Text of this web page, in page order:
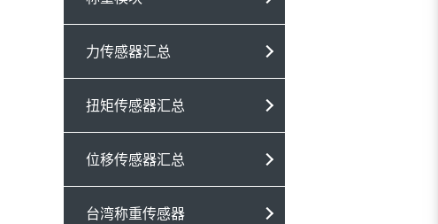
力传感器汇总
扭矩传感器汇总
位移传感器汇总
台湾称重传感器